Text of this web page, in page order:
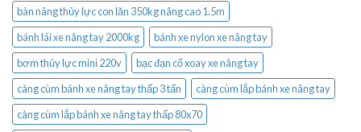
bàn nâng thủy lực con lăn 350kg nâng cao 1.5m
bánh lái xe nâng tay 2000kg
bánh xe nylon xe nâng tay
bơm thủy lực mini 220v
bạc đạn cổ xoay xe nâng tay
càng cùm bánh xe nâng tay thấp 3 tấn
càng cùm lắp bánh xe nâng tay
càng cùm lắp bánh xe nâng tay thấp 80x70